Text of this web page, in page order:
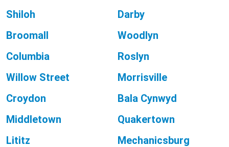
Shiloh
Darby
Broomall
Woodlyn
Columbia
Roslyn
Willow Street
Morrisville
Croydon
Bala Cynwyd
Middletown
Quakertown
Lititz
Mechanicsburg